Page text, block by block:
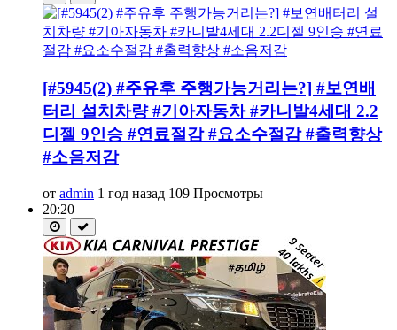
[#5945(2) #주유후 주행가능거리는?] #보연배
터리 설치차량 #기아자동차 #카니발4세대 2.2
디젤 9인승 #연료절감 #요소수절감 #출력향상
#소음저감
от admin 1 год назад 109 Просмотры
20:20